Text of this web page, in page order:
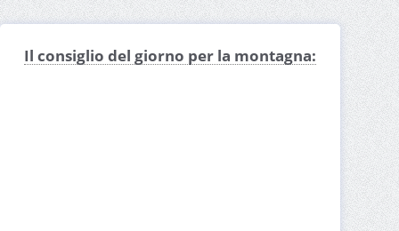
Pampeago noleggio Pampeago negozi
Pampeago Ferragosto Pampeago foto Pampeago farmacia
Eventi a Pampeago
Pampeago offerte
Il consiglio del giorno per la montagna: